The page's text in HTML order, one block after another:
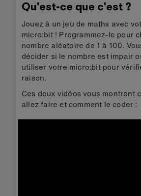
Qu'est-ce que c'est ?
Jouez à un jeu de maths avec
micro:bit ! Programmez-le pour
nombre aléatoire de 1 à 100.
décider si le nombre est impair
utiliser votre micro:bit pour
raison.
Ces deux vidéos vous montrent
allez faire et comment le coder :